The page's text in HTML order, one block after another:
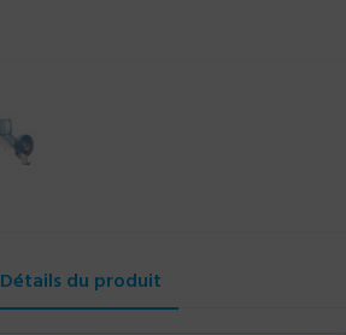
Détails du produit